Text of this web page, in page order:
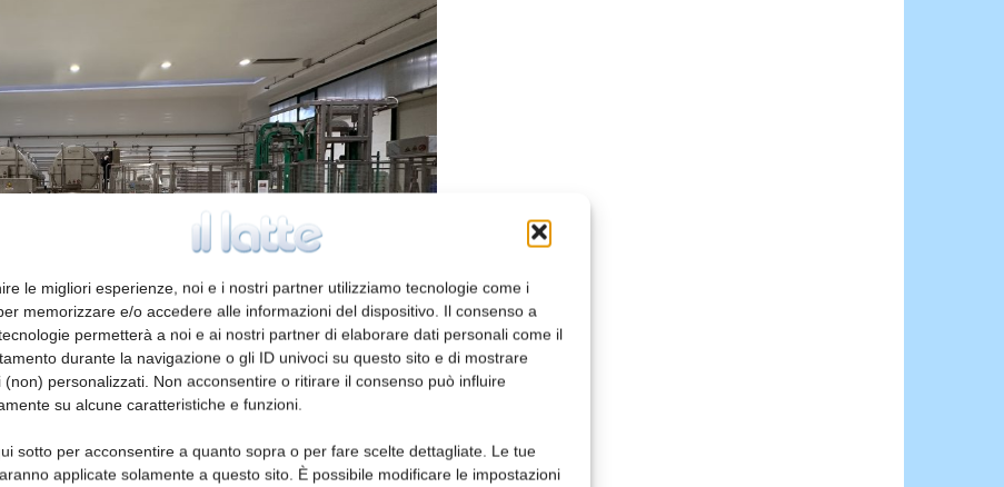
le migliori esperienze, noi e i nostri partner utilizziamo tecnologie come i
memorizzare e/o accedere alle informazioni del dispositivo. Il consenso a
permetterà a noi e ai nostri partner di elaborare dati personali come il
durante la navigazione o gli ID univoci su questo sito e di mostrare
(non) personalizzati. Non acconsentire o ritirare il consenso può influire
su alcune caratteristiche e funzioni.
sotto per acconsentire a quanto sopra o per fare scelte dettagliate. Le tue
applicate solamente a questo sito. È possibile modificare le impostazioni
semidura
e trasformazione alle linee di